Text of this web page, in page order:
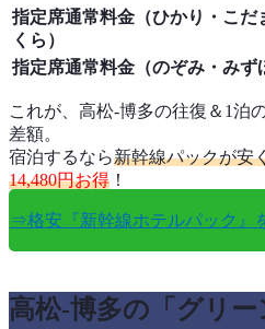
指定席通常料金（ひかり・こだ
くら）
指定席通常料金（のぞみ・みず
これが、高松-博多の往復＆1泊
差額。
宿泊するなら新幹線パックが安
14,480円お得 ！
⇒格安『新幹線ホテルパック』
高松-博多の「グリ